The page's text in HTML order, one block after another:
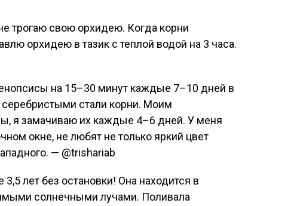
трогаю свою орхидею. Когда корни
орхидею в тазик с теплой водой на 3 часа.
на 15–30 минут каждые 7–10 дней в
серебристыми стали корни. Моим
я замачиваю их каждые 4–6 дней. У меня
окне, не любят не только яркий цвет
— @trishariab
лет без остановки! Она находится в
солнечными лучами. Поливала